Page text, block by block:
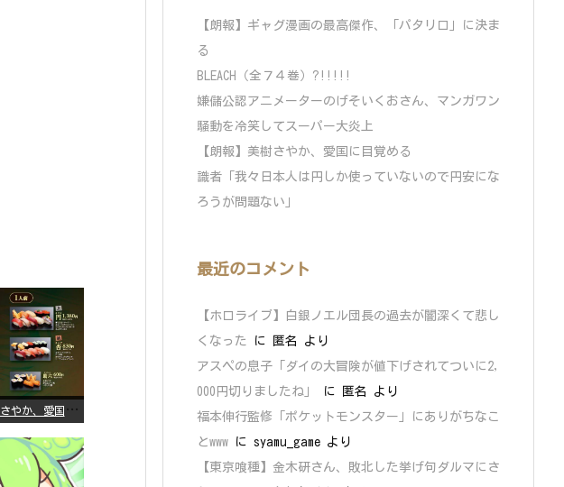
【
朗報】美樹さやか、愛国に目覚める
【朗報】ギャグ漫画の最高傑作、「パタリロ」に決ま
る
BLEACH（全７４巻）?!!!!!
嫌儲公認アニメーターのげそいくおさん、マンガワン
騒動を冷笑してスーパー大炎上
【朗報】美樹さやか、愛国に目覚める
識者「我々日本人は円しか使っていないので円安にな
ろうが問題ない」
最近のコメント
【ホロライブ】白銀ノエル団長の過去が闇深くて悲し
くなった
に 匿名
より
アスペの息子「ダイの大冒険が値下げされてついに2,
000円切りましたね」
に 匿名
より
福本伸行監修「ポケットモンスター」にありがちなこ
とwww に syamu_game より
【東京喰種】金木研さん、敗北した挙げ句ダルマにさ